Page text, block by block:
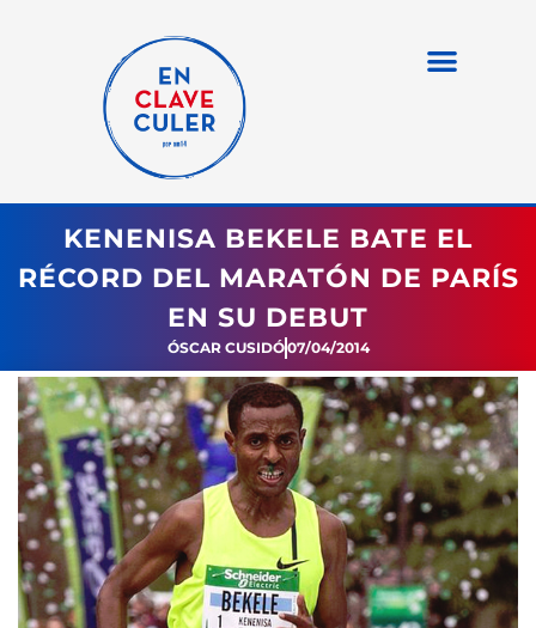
KENENISA BEKELE BATE EL
RÉCORD DEL MARATÓN DE PARÍS
EN SU DEBUT
ÓSCAR CUSIDÓ07/04/2014